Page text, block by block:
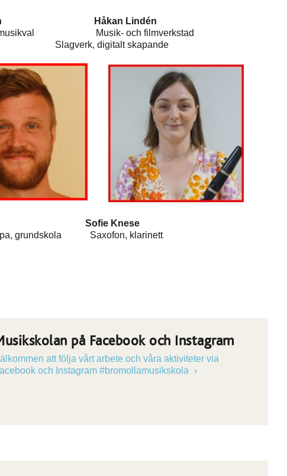
Håkan Lindén
musikval Musik- och filmverkstad
skapande
Sofie Knese
Saxofon, klarinett
på Facebook och Instagram
att följa vårt arbete och våra aktiviteter via
och Instagram #bromollamusikskola